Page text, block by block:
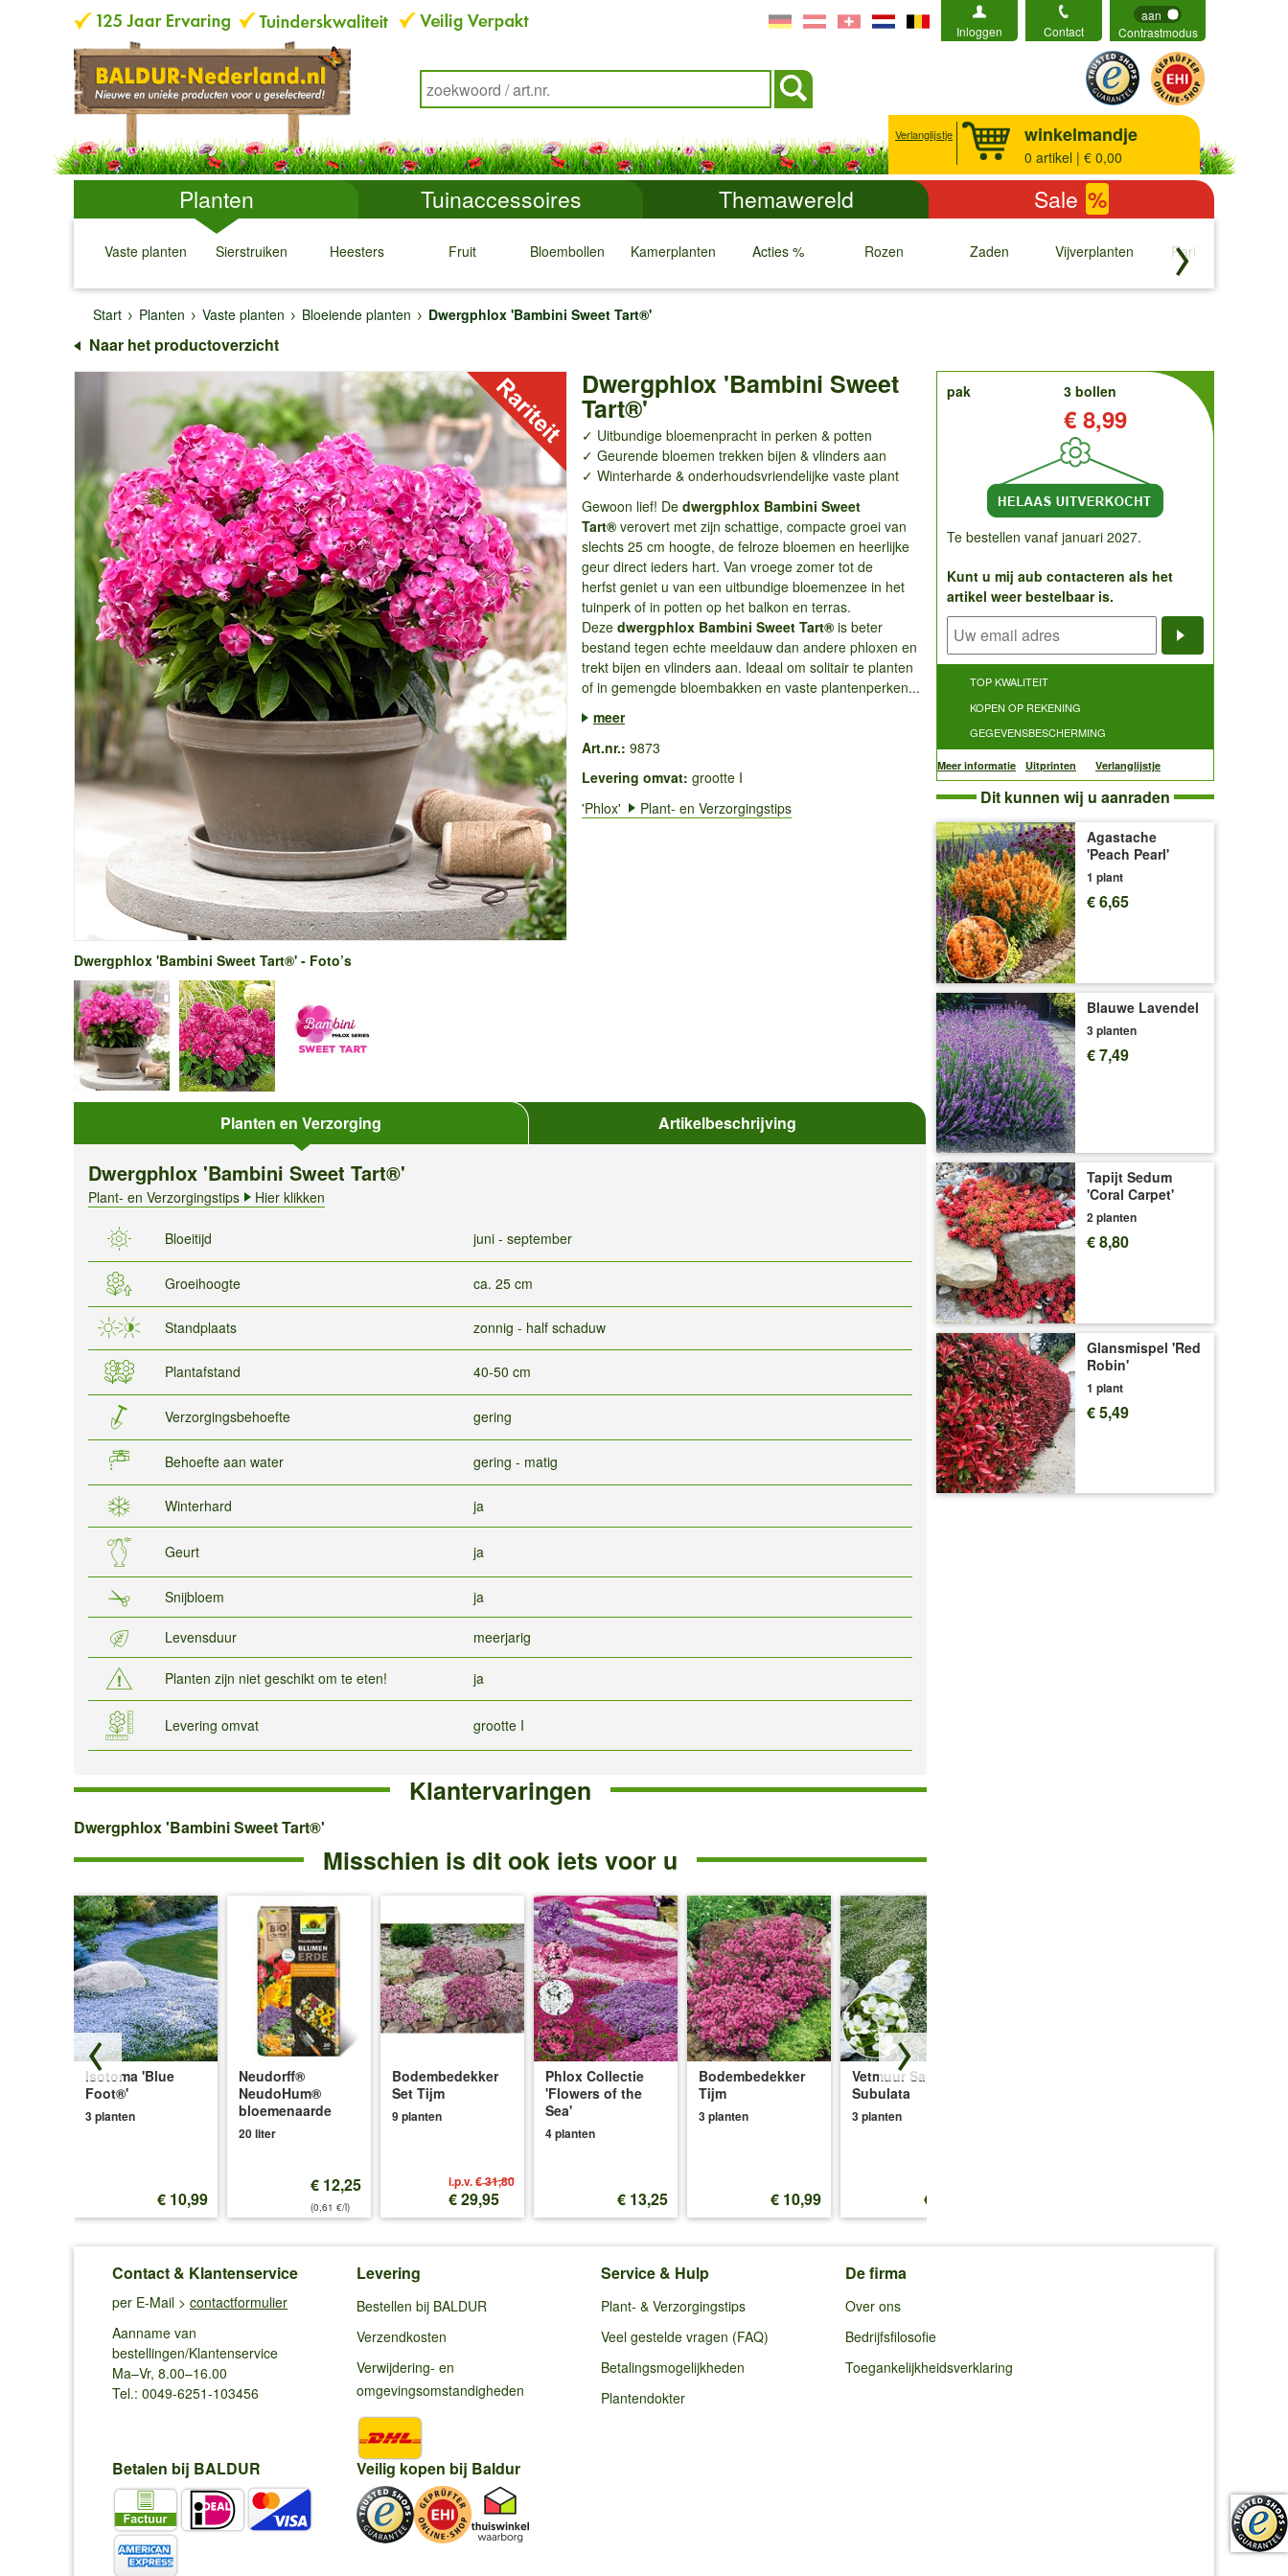
Inloggen Contact
aan
Contrastmodus
Verlanglijstje winkelmandje
0 artikel | € 0,00
Planten Tuinaccessoires Themawereld Sale %
Vaste planten
↓
Sierstruiken
↓
Heesters
↓
Fruit
↓
Bloembollen
↓
Kamerplanten
↓
Acties %
↓
Rozen
↓
Zaden
↓
Vijverplanten
↓
Rariteiten
↓
Start
Planten Vaste planten Bloeiende planten Dwergphlox 'Bambini Sweet Tart®'
Naar het productoverzicht
Dwergphlox 'Bambini Sweet
Tart®'
✓ Uitbundige bloemenpracht in perken & potten
✓ Geurende bloemen trekken bijen & vlinders aan
✓ Winterharde & onderhoudsvriendelijke vaste plant
Gewoon lief! De dwergphlox Bambini Sweet
Tart®verovert met zijn schattige, compacte groei van
slechts 25 cm hoogte, de felroze bloemen en heerlijke
geur direct ieders hart. Van vroege zomer tot de
herfst geniet u van een uitbundige bloemenzee in het
tuinperk of in potten op het balkon en terras.
Deze dwergphlox Bambini Sweet Tart®is beter
bestand tegen echte meeldauw dan andere phloxen en
trekt bijen en vlinders aan. Ideaal om solitair te planten
of in gemengde bloembakken en vaste plantenperken...
meer
Art.nr.: 9873
Levering omvat: grootte I
'Phlox'
Plant- en Verzorgingstips
Dwergphlox 'Bambini Sweet Tart®' - Foto’s
Planten en Verzorging Artikelbeschrijving
Dwergphlox 'Bambini Sweet Tart®'
Plant- en Verzorgingstips Hier klikken
Bloeitijd juni - september
Groeihoogte ca. 25 cm
Standplaats zonnig - half schaduw
Plantafstand 40-50 cm
Verzorgingsbehoefte gering
Behoefte aan water gering - matig
Winterhard ja
Geurt ja
Snijbloem ja
Levensduur meerjarig
Planten zijn niet geschikt om te eten! ja
Levering omvat grootte I
Klantervaringen
Dwergphlox
Tart®'
Dwergphlox 'Bambini Sweet Tart®'
Misschien is dit ook iets voor u
Isotoma 'Blue
Foot®'
3 planten
€ 10,99
Neudorff®
NeudoHum®
bloemenaarde
20 liter
€ 12,25
(0,61 €/l)
Bodembedekker
Set Tijm
9 planten
i.p.v.€ 31,80
€ 29,95
Phlox Collectie
'Flowers of the
Sea'
4 planten
€ 13,25
Bodembedekker
Tijm
3 planten
€ 10,99
Vetmuur Sagina
Subulata
3 planten
€ 10,99
order
pak
3 bollen
€ 8,99
Te bestellen vanaf januari 2027.
Kunt u mij aub contacteren als het
artikel weer bestelbaar is.
TOP KWALITEIT
KOPEN OP REKENING
GEGEVENSBESCHERMING
Meer informatie Uitprinten Verlanglijstje
Dit kunnen wij u aanraden
Agastache
'Peach Pearl'
1 plant
€ 6,65
Blauwe Lavendel
3 planten
€ 7,49
Tapijt Sedum
'Coral Carpet'
2 planten
€ 8,80
Glansmispel 'Red
Robin'
1 plant
€ 5,49
Contact & Klantenservice
per E-Mail > contactformulier
Aanname van
bestellingen/Klantenservice
Ma–Vr, 8.00–16.00
Tel.: 0049-6251-103456
Levering
Bestellen bij BALDUR
Verzendkosten
Verwijdering- en
omgevingsomstandigheden
Service & Hulp
Plant- & Verzorgingstips
Veel gestelde vragen (FAQ)
Betalingsmogelijkheden
Plantendokter
De firma
Over ons
Bedrijfsfilosofie
Toegankelijkheidsverklaring
Betalen bij BALDUR Veilig kopen bij Baldur